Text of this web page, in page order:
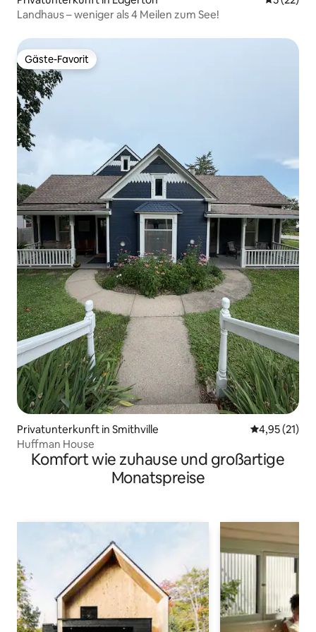
Landhaus – weniger als 4 Meilen zum See!
Gäste-Favorit
Gäste-Favorit
Privatunterkunft in Smithville
4,95 (21)
Huffman House
Komfort wie zuhause und großartige
Monatspreise